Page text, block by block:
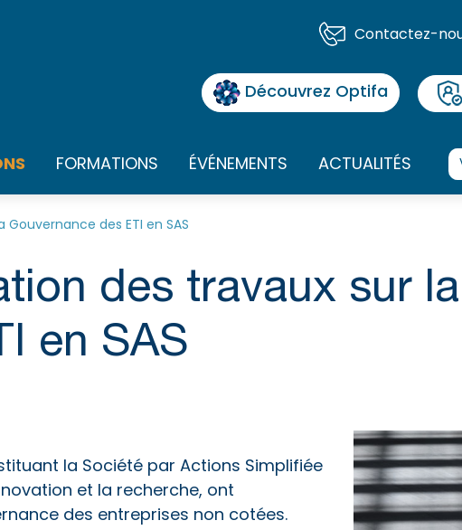
Contactez-
Découvrez Optifa
FORMATIONS ÉVÉNEMENTS ACTUALITÉS
des ETI en SAS
des travaux sur la
en SAS
la Société par Actions Simplifiée
et la recherche, ont
des entreprises non cotées.